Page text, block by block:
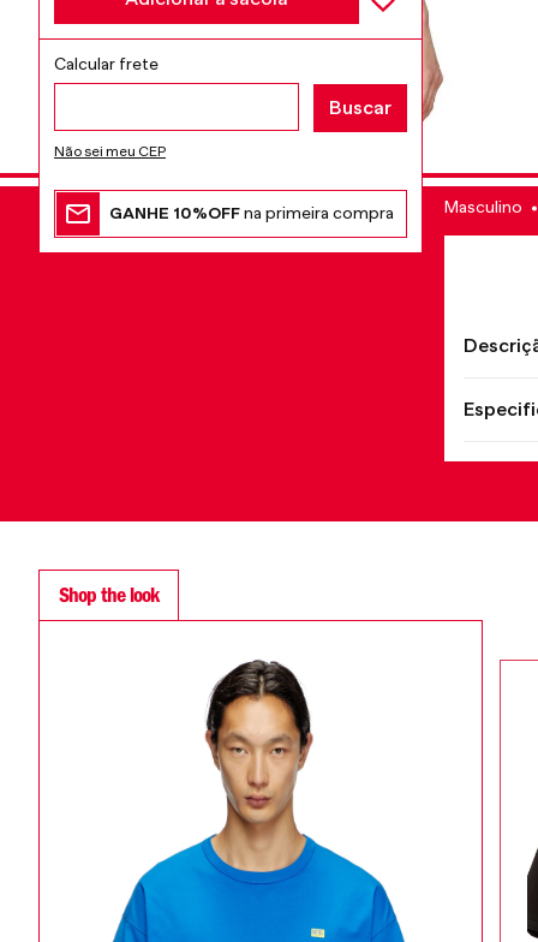
Não sei meu CEP
GANHE 10%OFFna primeira compra Masculino
Shop the look
SALE